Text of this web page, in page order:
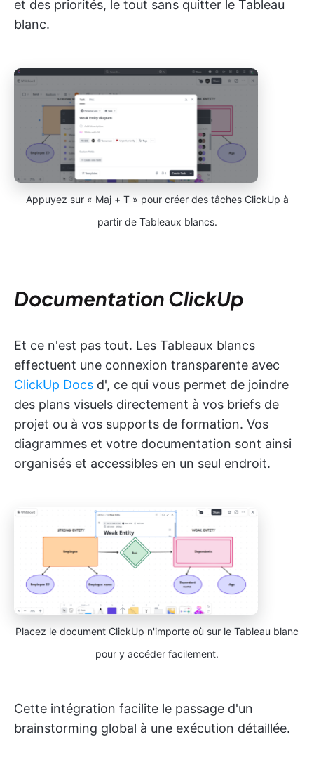
et des priorités, le tout sans quitter le Tableau
blanc.
Appuyez sur « Maj + T » pour créer des tâches ClickUp à
partir de Tableaux blancs.
Documentation ClickUp
Et ce n'est pas tout. Les Tableaux blancs
effectuent une connexion transparente avec
ClickUp Docs d', ce qui vous permet de joindre
des plans visuels directement à vos briefs de
projet ou à vos supports de formation. Vos
diagrammes et votre documentation sont ainsi
organisés et accessibles en un seul endroit.
Placez le document ClickUp n'importe où sur le Tableau blanc
pour y accéder facilement.
Cette intégration facilite le passage d'un
brainstorming global à une exécution détaillée.